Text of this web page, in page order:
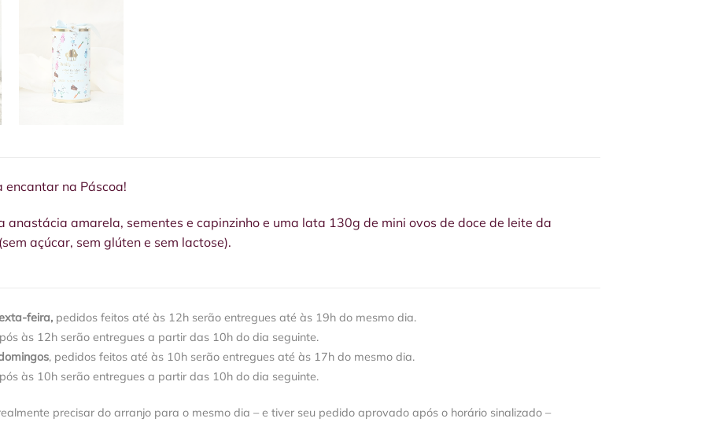
encantar na Páscoa!
anastácia amarela, sementes e capinzinho e uma lata 130g de mini ovos de doce de leite da
açúcar, sem glúten e sem lactose).
feira, pedidos feitos até às 12h serão entregues até às 19h do mesmo dia.
às 12h serão entregues a partir das 10h do dia seguinte.
, pedidos feitos até às 10h serão entregues até às 17h do mesmo dia.
às 10h serão entregues a partir das 10h do dia seguinte.
precisar do arranjo para o mesmo dia – e tiver seu pedido aprovado após o horário sinalizado –